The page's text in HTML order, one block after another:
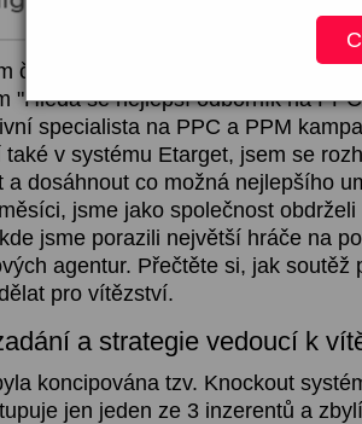
července obdržel Sun Marketing
"Hledá se nejlepší odborník na
specialista na PPC a PPM
v systému Etarget, jsem se
a dosáhnout co možná nejlepšího
jsme jako společnost
jsme porazili největší hráče na
agentur. Přečtěte si, jak soutěž
pro vítězství.
a strategie vedoucí k
koncipována tzv. Knockout
jen jeden ze 3 inzerentů a